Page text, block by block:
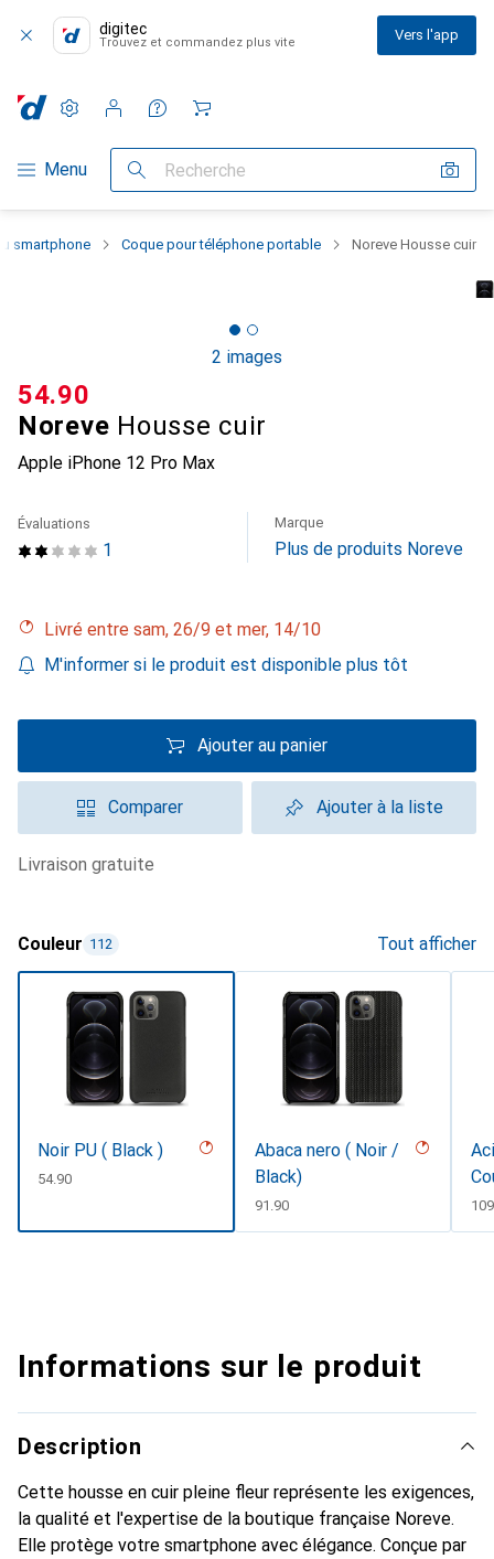
digitec
Trouvez et commandez plus vite Vers l'app
Navigation par catégorie
Menu Recherche
Paramètres
Compte client
Listes de comparaison
Listes d'envies
Panier
smartphone Coque pour téléphone portable Noreve Housse cuir
2 images
Noreve Housse cuir
Apple iPhone 12 Pro Max
CHF
54.90
1
Évaluations Marque
Plus de produits Noreve
Livré entre sam, 26/9 et mer, 14/10
M'informer si le produit est disponible plus tôt
Ajouter au panier
Comparer Ajouter à la liste
livraison gratuite
Couleur 112 Tout afficher
Noir PU ( Black )
CHF
54.90
Abaca nero ( Noir /
Black)
CHF
91.90
Informations sur le produit
Description
Cette housse en cuir pleine fleur représente les exigences,
la qualité et l'expertise de la boutique française Noreve.
Elle protège votre smartphone avec élégance. Conçue par